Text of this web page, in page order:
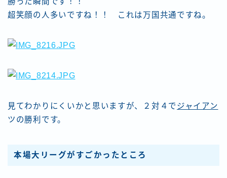
超笑顔の人多いですね！！ これは万国共通ですね。
見てわかりにくいかと思いますが、２対４でジャイアン
ツの勝利です。
本場大リーグがすごかったところ